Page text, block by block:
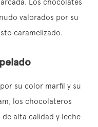
Los chocolates
valorados por su
caramelizado.
su color marfil y su
los chocolateros
alta calidad y leche